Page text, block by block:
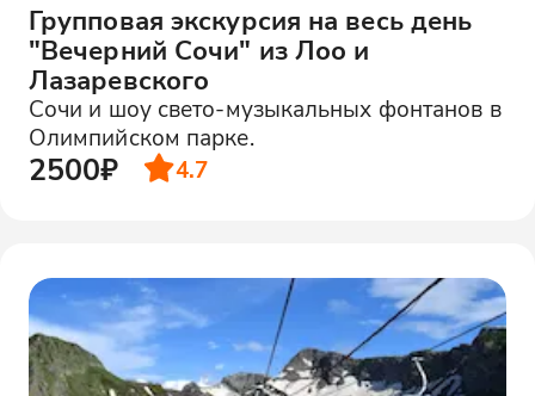
Групповая экскурсия на весь день
"Вечерний Сочи" из Лоо и
Лазаревского
Сочи и шоу свето-музыкальных фонтанов в
Олимпийском парке.
2500₽ 4.7